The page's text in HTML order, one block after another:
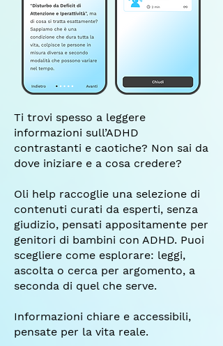
Ti trovi spesso a leggere
informazioni sull’ADHD
contrastanti e caotiche? Non sai da
dove iniziare e a cosa credere?
Oli help raccoglie una selezione di
contenuti curati da esperti, senza
giudizio, pensati appositamente per
genitori di bambini con ADHD. Puoi
scegliere come esplorare: leggi,
ascolta o cerca per argomento, a
seconda di quel che serve.
Informazioni chiare e accessibili,
pensate per la vita reale.